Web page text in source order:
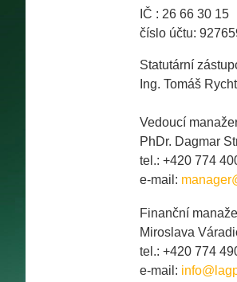
IČ : 26 66 30 15
číslo účtu:
Statutární
Ing. Tomáš
Vedoucí
PhDr. Dagmar
tel.: +420 774
e-mail:
Finanční
Miroslava
tel.: +420 774
e-mail: